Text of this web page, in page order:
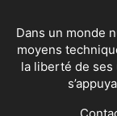
Dans un monde
moyens
la liberté de ses